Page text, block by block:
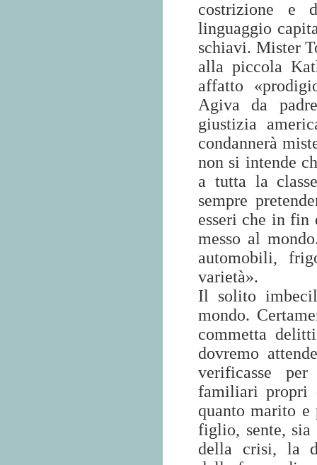
costrizione e
linguaggio
schiavi. Mister
alla piccola
affatto
Agiva da
giustizia
condannerà
non si intende
a tutta la
sempre
esseri che in fin
messo al
automobili,
varietà».
Il solito
mondo.
commetta
dovremo
verificasse
familiari propri
quanto marito e
figlio, sente, sia
della crisi, la